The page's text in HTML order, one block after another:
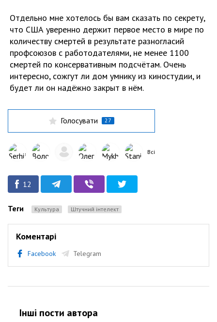
Отдельно мне хотелось бы вам сказать по секрету,
что США уверенно держит первое место в мире по
количеству смертей в результате разногласий
профсоюзов с работодателями, не менее 1100
смертей по консервативным подсчётам. Очень
интересно, сожгут ли дом умнику из киностудии, и
будет ли он надёжно закрыт в нём.
Голосувати 27
Всі
12
Теги культура штучний інтелект
Коментарі
Facebook Telegram
Інші пости автора